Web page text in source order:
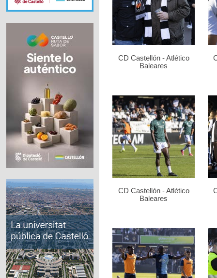
CD Castellón - Atlético
Baleares
CD Castellón - Atlético
Baleares